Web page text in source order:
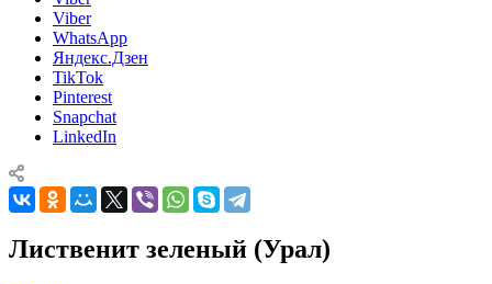
Viber
WhatsApp
Яндекс.Дзен
TikTok
Pinterest
Snapchat
LinkedIn
Лиственит зеленый (Урал)